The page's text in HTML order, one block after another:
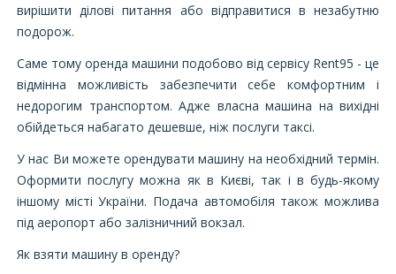
вирішити ділові питання або відправитися в незабутню
подорож.
Саме тому оренда машини подобово від сервісу Rent95 - це
відмінна можливість забезпечити себе комфортним і
недорогим транспортом. Адже власна машина на вихідні
обійдеться набагато дешевше, ніж послуги таксі.
У нас Ви можете орендувати машину на необхідний термін.
Оформити послугу можна як в Києві, так і в будь-якому
іншому місті України. Подача автомобіля також можлива
під аеропорт або залізничний вокзал.
Як взяти машину в оренду?